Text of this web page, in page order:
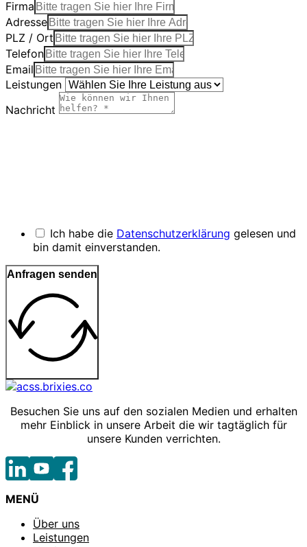
Firma
Adresse
PLZ / Ort
Telefon
Email
Leistungen
Nachricht
Ich habe die Datenschutzerklärung gelesen und
bin damit einverstanden.
Anfragen senden
Besuchen Sie uns auf den sozialen Medien und erhalten
mehr Einblick in unsere Arbeit die wir tagtäglich für
unsere Kunden verrichten.
MENÜ
Über uns
Leistungen